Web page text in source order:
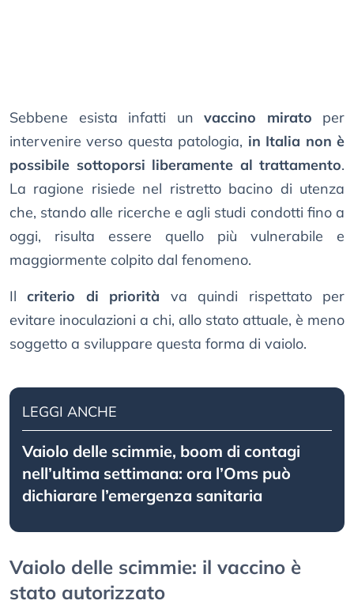
Sebbene esista infatti un vaccino mirato per
intervenire verso questa patologia, in Italia non è
possibile sottoporsi liberamente al trattamento.
La ragione risiede nel ristretto bacino di utenza
che, stando alle ricerche e agli studi condotti fino a
oggi, risulta essere quello più vulnerabile e
maggiormente colpito dal fenomeno.
Ilcriterio di priorità va quindi rispettato per
evitare inoculazioni a chi, allo stato attuale, è meno
soggetto a sviluppare questa forma di vaiolo.
LEGGI ANCHE
Vaiolo delle scimmie, boom di contagi
nell’ultima settimana: ora l’Oms può
dichiarare l’emergenza sanitaria
Vaiolo delle scimmie: il vaccino è
stato autorizzato